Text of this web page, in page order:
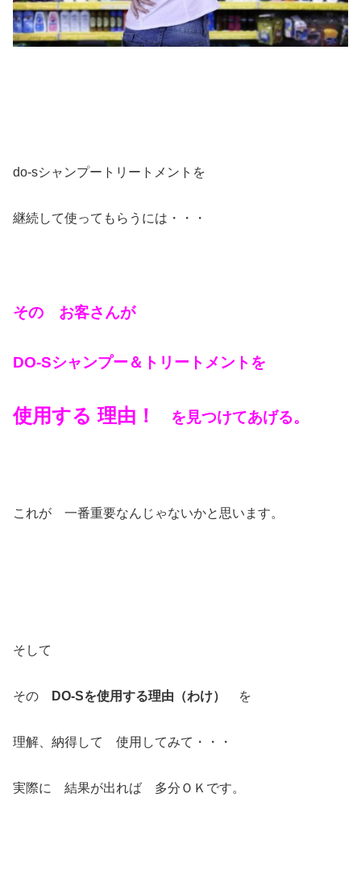
do-sシャンプートリートメントを
継続して使ってもらうには・・・
その お客さんが
DO-Sシャンプー＆トリートメントを
使用する 理由！ を見つけてあげる。
これが 一番重要なんじゃないかと思います。
そして
その DO-Sを使用する理由（わけ） を
理解、納得して 使用してみて・・・
実際に 結果が出れば 多分ＯＫです。